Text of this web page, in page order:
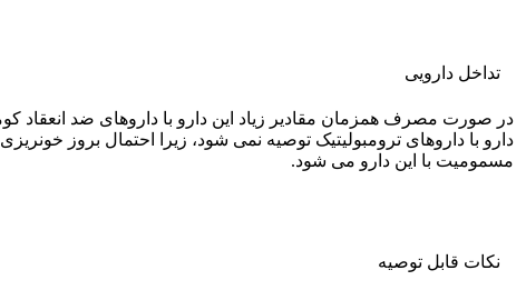
تداخل دارویی
در صورت مصرف همزمان مقادیر زیاد این دارو با داروهای ضد انعقاد
دارو با داروهای ترومبولیتیک توصیه نمی شود، زیرا احتمال بروز
مسمومیت با این دارو می شود.
نکات قابل توصيه